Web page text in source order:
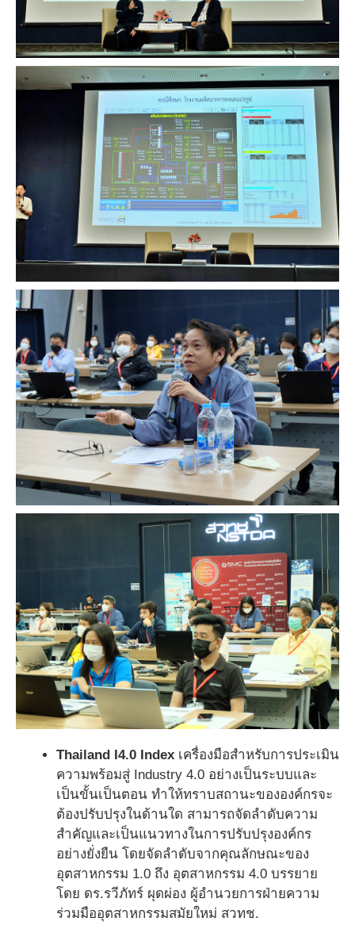
Thailand I4.0 Index เครื่องมือสำหรับการประเมิน
ความพร้อมสู่ Industry 4.0 อย่างเป็นระบบและ
เป็นขั้นเป็นตอน ทำให้ทราบสถานะขององค์กรจะ
ต้องปรับปรุงในด้านใด สามารถจัดลำดับความ
สำคัญและเป็นแนวทางในการปรับปรุงองค์กร
อย่างยั่งยืน โดยจัดลำดับจากคุณลักษณะของ
อุตสาหกรรม 1.0 ถึง อุตสาหกรรม 4.0 บรรยาย
โดย ดร.รวีภัทร์ ผุดผ่อง ผู้อำนวยการฝ่ายความ
ร่วมมืออุตสาหกรรมสมัยใหม่ สวทช.